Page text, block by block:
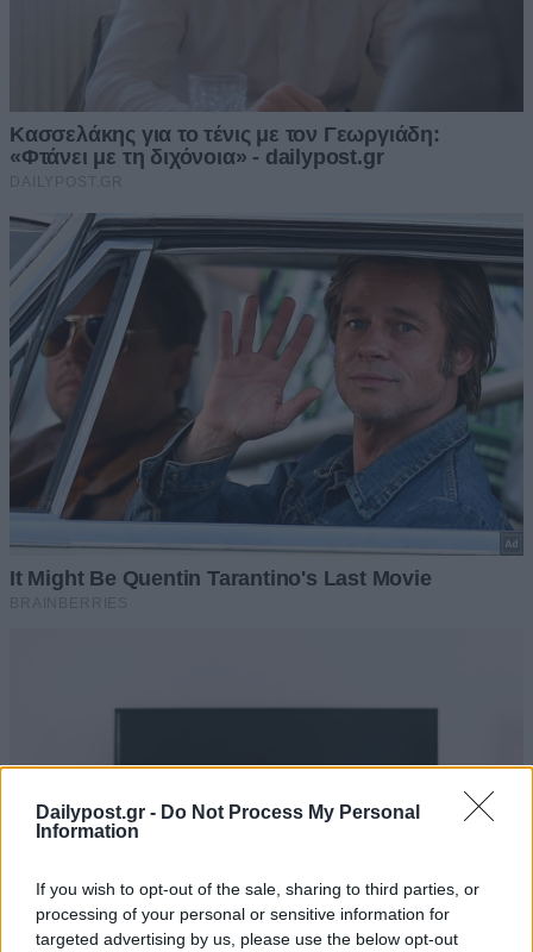
Dailypost.gr - Do Not Process My Personal
Information
If you wish to opt-out of the sale, sharing to third parties, or
processing of your personal or sensitive information for
targeted advertising by us, please use the below opt-out